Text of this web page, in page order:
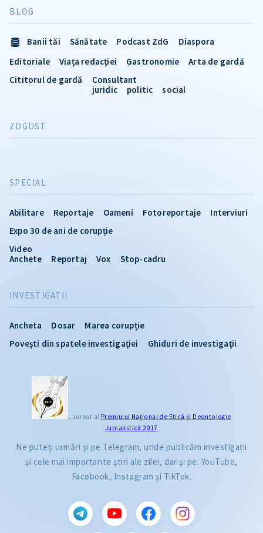
INVESTIGATII
Ancheta Dosar
Marea corupție
Povești din spatele investigației
Ghiduri de investigații
SPECIAL
Abilitare Reportaje Oameni Fotoreportaje
Interviuri
Expo 30 de ani de corupție
Video
Anchete
Reportaj Vox Stop-cadru
BLOG
Banii tăi Sănătate Podcast ZdG
Diaspora
Editoriale
Viața redacției Gastronomie
Arta de gardă
Cititorul de gardă
Consultant
juridic
politic social
ZDGUST
Laureat al Premiului Naţional de Etică și Deontologie
Jurnalistică 2017
Ne puteți urmări și pe Telegram, unde publicăm investigații
și cele mai importante știri ale zilei, dar și pe: YouTube,
Facebook, Instagram și TikTok.